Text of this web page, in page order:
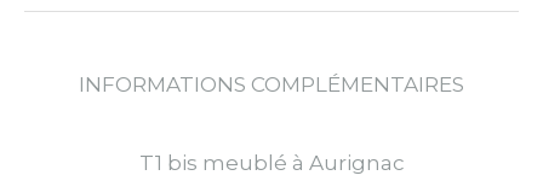
INFORMATIONS COMPLÉMENTAIRES
T1 bis meublé à Aurignac